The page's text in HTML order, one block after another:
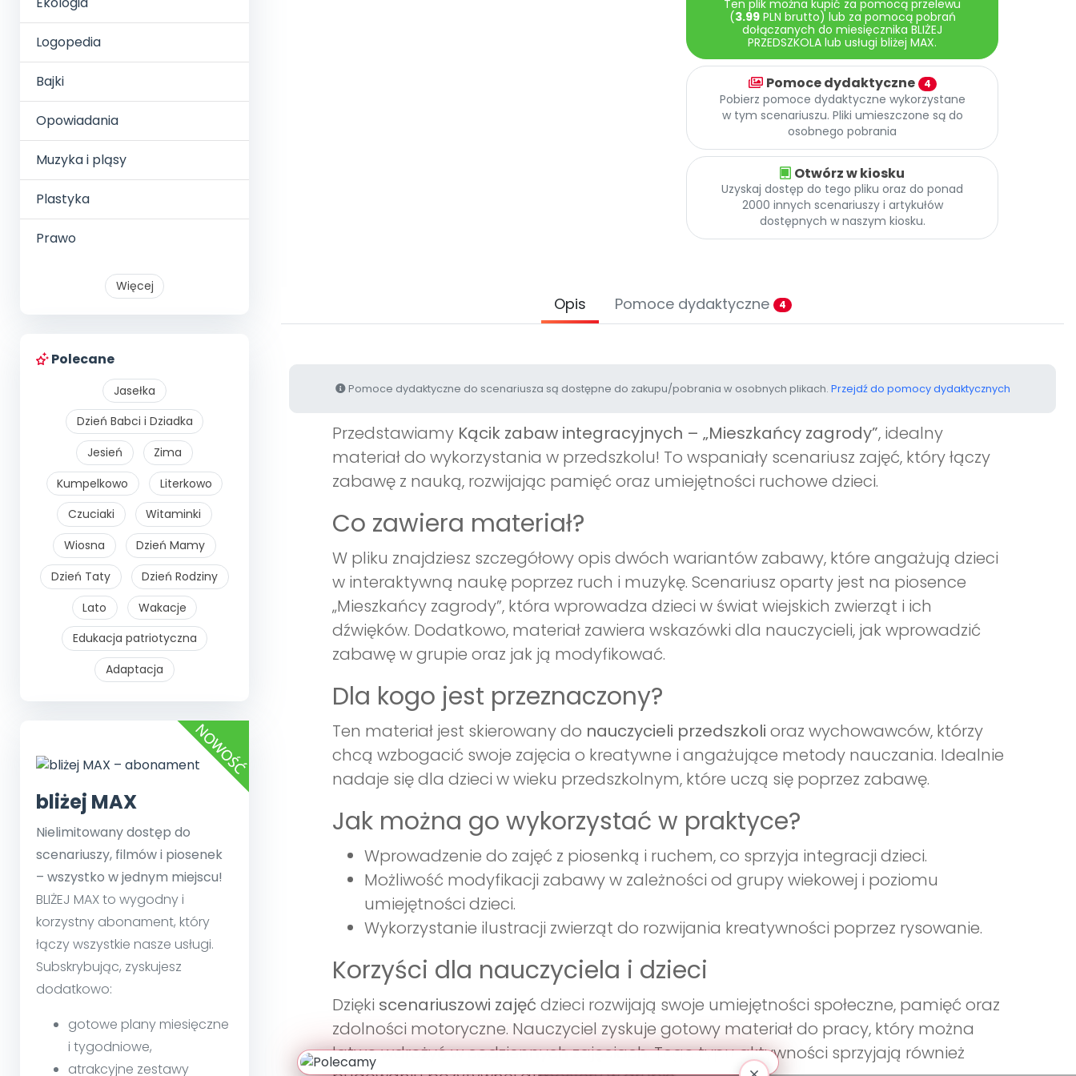
Logopedia
Bajki
Opowiadania
Muzyka i pląsy
Plastyka
Prawo
Więcej
Polecane
Jasełka
Dzień Babci i Dziadka
Jesień
Zima
Kumpelkowo
Literkowo
Czuciaki
Witaminki
Wiosna
Dzień Mamy
Dzień Taty
Dzień Rodziny
Lato
Wakacje
Edukacja patriotyczna
Adaptacja
bliżej MAX
Nielimitowany dostęp do
scenariuszy, filmów i piosenek
– wszystko w jednym miejscu!
BLIŻEJ MAX to wygodny i
korzystny abonament, który
łączy wszystkie nasze usługi.
Subskrybując, zyskujesz
dodatkowo:
gotowe plany miesięczne
i tygodniowe,
atrakcyjne zestawy
Ten plik można kupić za pomocą przelewu
(3.99PLN brutto) lub za pomocą pobrań
dołączanych do miesięcznika BLIŻEJ
PRZEDSZKOLA lub usługi bliżej MAX.
Pomoce dydaktyczne 4
Pobierz pomoce dydaktyczne wykorzystane
w tym scenariuszu. Pliki umieszczone są do
osobnego pobrania
Otwórz w kiosku
Uzyskaj dostęp do tego pliku oraz do ponad
2000 innych scenariuszy i artykułów
dostępnych w naszym kiosku.
Opis Pomoce dydaktyczne 4
Pomoce dydaktyczne do scenariusza są dostępne do zakupu/pobrania w osobnych plikach. Przejdź do pomocy dydaktycznych
Przedstawiamy Kącik zabaw integracyjnych – „Mieszkańcy zagrody”, idealny
materiał do wykorzystania w przedszkolu! To wspaniały scenariusz zajęć, który łączy
zabawę z nauką, rozwijając pamięć oraz umiejętności ruchowe dzieci.
Co zawiera materiał?
W pliku znajdziesz szczegółowy opis dwóch wariantów zabawy, które angażują dzieci
w interaktywną naukę poprzez ruch i muzykę. Scenariusz oparty jest na piosence
„Mieszkańcy zagrody”, która wprowadza dzieci w świat wiejskich zwierząt i ich
dźwięków. Dodatkowo, materiał zawiera wskazówki dla nauczycieli, jak wprowadzić
zabawę w grupie oraz jak ją modyfikować.
Dla kogo jest przeznaczony?
Ten materiał jest skierowany do nauczycieli przedszkoli oraz wychowawców, którzy
chcą wzbogacić swoje zajęcia o kreatywne i angażujące metody nauczania. Idealnie
nadaje się dla dzieci w wieku przedszkolnym, które uczą się poprzez zabawę.
Jak można go wykorzystać w praktyce?
Wprowadzenie do zajęć z piosenką i ruchem, co sprzyja integracji dzieci.
Możliwość modyfikacji zabawy w zależności od grupy wiekowej i poziomu
umiejętności dzieci.
Wykorzystanie ilustracji zwierząt do rozwijania kreatywności poprzez rysowanie.
Korzyści dla nauczyciela i dzieci
Dzięki scenariuszowi zajęć dzieci rozwijają swoje umiejętności społeczne, pamięć oraz
zdolności motoryczne. Nauczyciel zyskuje gotowy materiał do pracy, który można
łatwo wdrożyć w codziennych zajęciach. Tego typu aktywności sprzyjają również